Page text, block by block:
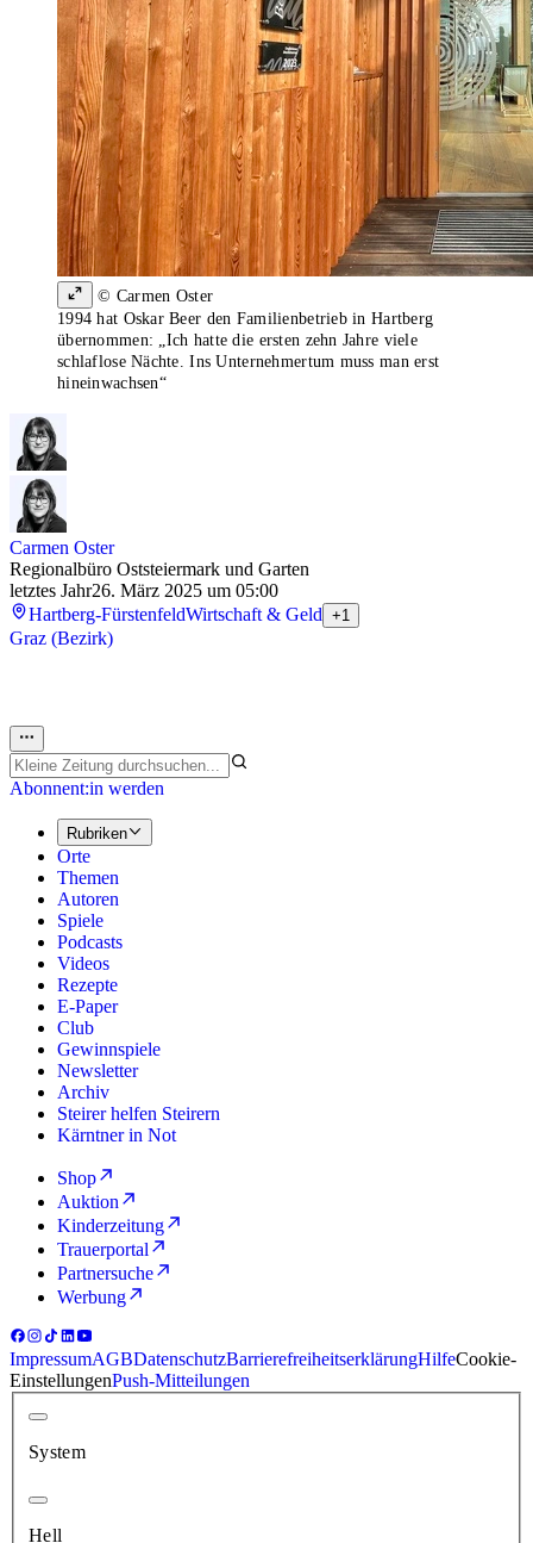
© Carmen Oster
1994 hat Oskar Beer den Familienbetrieb in Hartberg
übernommen: „Ich hatte die ersten zehn Jahre viele
schlaflose Nächte. Ins Unternehmertum muss man erst
hineinwachsen“
Carmen Oster
Regionalbüro Oststeiermark und Garten
letztes Jahr26. März 2025 um 05:00
Hartberg-FürstenfeldWirtschaft & Geld +1
Graz (Bezirk)
Abonnent:in werden
Rubriken
Orte
Themen
Autoren
Spiele
Podcasts
Videos
Rezepte
E-Paper
Club
Gewinnspiele
Newsletter
Archiv
Steirer helfen Steirern
Kärntner in Not
Shop
Auktion
Kinderzeitung
Trauerportal
Partnersuche
Werbung
ImpressumAGBDatenschutzBarrierefreiheitserklärungHilfeCookie-
EinstellungenPush-Mitteilungen
System
Hell